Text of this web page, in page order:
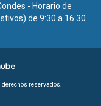
- Horario de
de 9:30 a 16:30.
derechos reservados.